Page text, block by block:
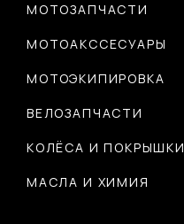
МОТОЗАПЧАСТИ
МОТОАКССЕСУАРЫ
МОТОЭКИПИРОВКА
ВЕЛОЗАПЧАСТИ
КОЛЁСА И ПОКРЫШКИ
МАСЛА И ХИМИЯ